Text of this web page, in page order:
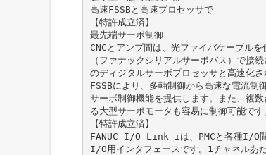
高速FSSBと高速プロセッサで
【特許成立済】
最先端サーボ制御
CNCとアンプ間は、光ファイバケーブルを
（ファナックシリアルサーボバス）で接
のディジタルサーボプロセッサと高速化
FSSBにより、多軸制御から高速な電流制
サーボ制御機能を提供します。また、複
る大型サーボモータも容易に制御可能です
【特許成立済】
FANUC I/O Link iは、PMCと各種I/O間
I/O用インタフェースです。1チャネルあ